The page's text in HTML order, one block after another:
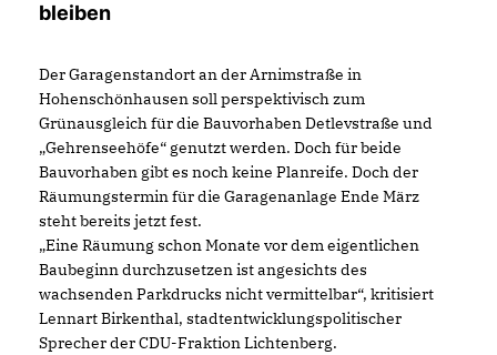
bleiben
Der Garagenstandort an der Arnimstraße in
Hohenschönhausen soll perspektivisch zum
Grünausgleich für die Bauvorhaben Detlevstraße und
Gehrenseehöfe“ genutzt werden. Doch für beide
Bauvorhaben gibt es noch keine Planreife. Doch der
Räumungstermin für die Garagenanlage Ende März
steht bereits jetzt fest.
Eine Räumung schon Monate vor dem eigentlichen
Baubeginn durchzusetzen ist angesichts des
wachsenden Parkdrucks nicht vermittelbar“, kritisiert
Lennart Birkenthal, stadtentwicklungspolitischer
Sprecher der CDU-Fraktion Lichtenberg.